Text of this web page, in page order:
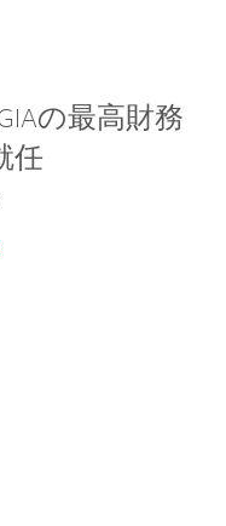
の最高財務
任